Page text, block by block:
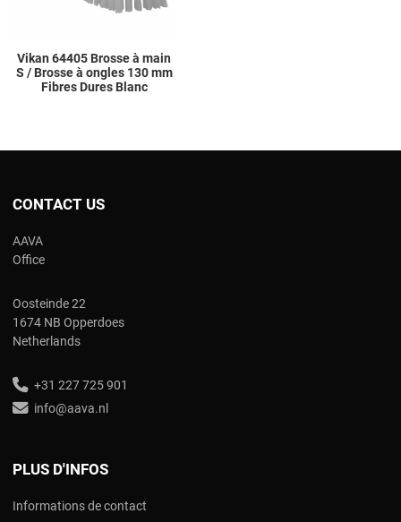
Vikan 64405 Brosse à main
S / Brosse à ongles 130 mm
Fibres Dures Blanc
CONTACT US
AAVA
Office
Oosteinde 22
1674 NB Opperdoes
Netherlands
+31 227 725 901
info@aava.nl
PLUS D'INFOS
Informations de contact